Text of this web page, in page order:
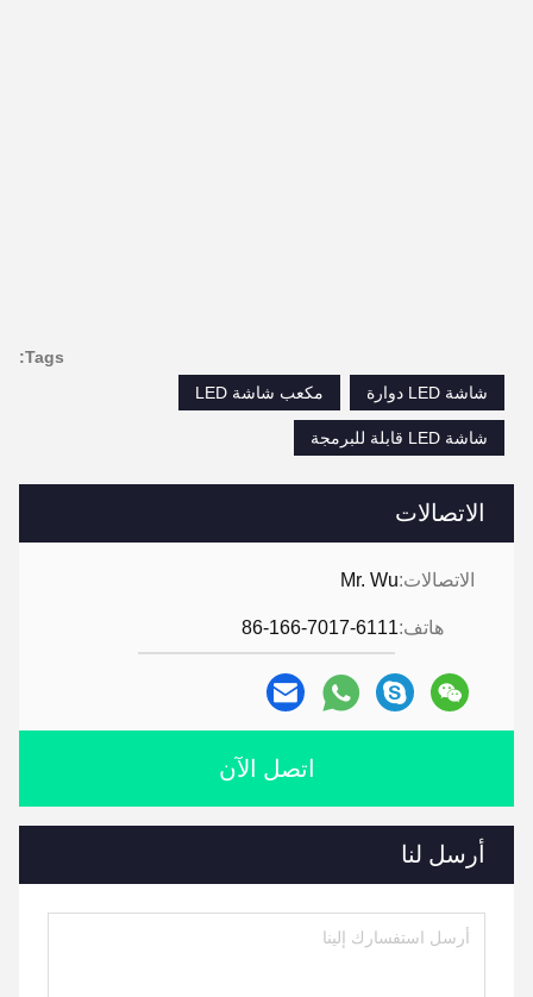
الاتصالات
الاتصالات:Mr. Wu
هاتف:86-166-7017-6111
اتصل الآن
أرسل لنا
Tags:
شاشة LED دوارة
مكعب شاشة LED
شاشة LED قابلة للبرمجة